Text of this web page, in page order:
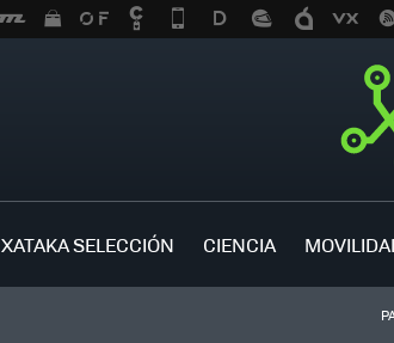
XATAKA SELECCIÓN CIENCIA